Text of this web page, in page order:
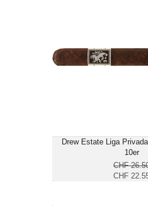
Drew Estate Liga
10er
CHF
CHF